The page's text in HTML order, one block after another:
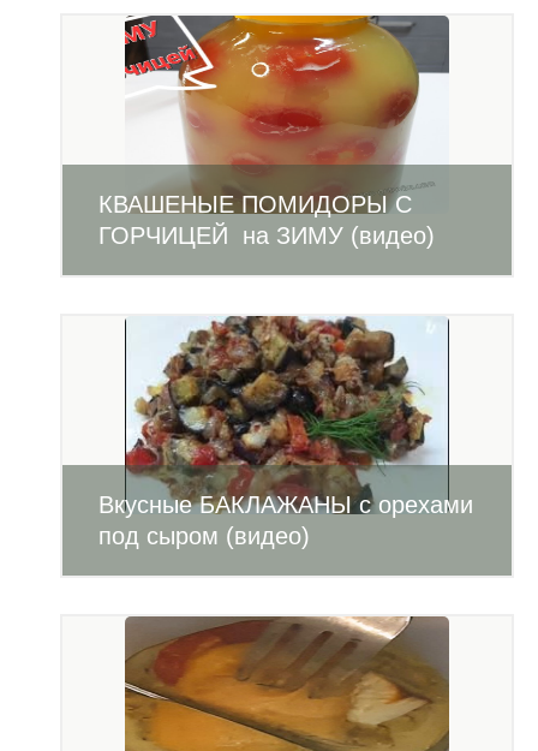
КВАШЕНЫЕ ПОМИДОРЫ С
ГОРЧИЦЕЙ на ЗИМУ (видео)
Вкусные БАКЛАЖАНЫ с орехами
под сыром (видео)